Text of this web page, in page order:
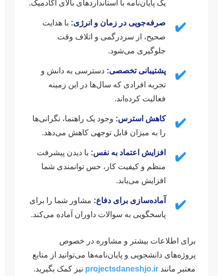
یک پایان‌نامه با استانداردهای بالای آکادمیک.
✔️ صرفه‌جویی در زمان و انرژی: با هدایت
صحیح، از سردرگمی و اتلاف وقت
جلوگیری می‌شود.
✔️ پشتیبانی تخصصی: دسترسی به دانش و
تجربه افرادی که سال‌ها در این زمینه
فعالیت کرده‌اند.
✔️ کاهش استرس: وجود یک راهنما، نگرانی‌ها
را به میزان قابل توجهی کاهش می‌دهد.
✔️ افزایش اعتماد به نفس: با دیدن پیشرفت
منظم و کیفیت کار، حس توانمندی شما
افزایش می‌یابد.
✔️ آماده‌سازی برای دفاع: مشاور شما را برای
پاسخگویی به سوالات داوران آماده می‌کند.
برای اطلاعات بیشتر و مشاوره در خصوص
پروژه‌های دانشجویی و پایان‌نامه‌ها می‌توانید از منابع
معتبر مانند projectsdaneshjo.ir نیز کمک بگیرید.